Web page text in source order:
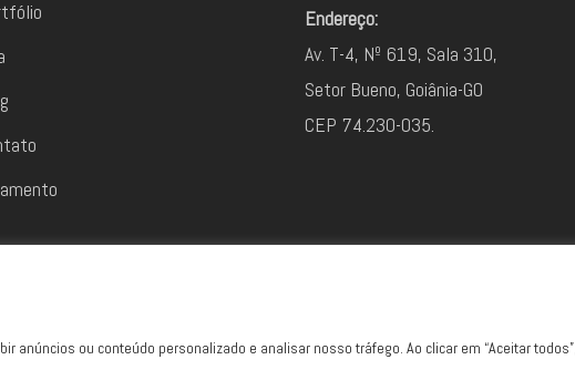
anúncios ou conteúdo personalizado e analisar nosso tráfego. Ao clicar em “Aceitar todos”,
Endereço:
Av. T-4, Nº 619, Sala 310,
Setor Bueno, Goiânia-GO
CEP 74.230-035.